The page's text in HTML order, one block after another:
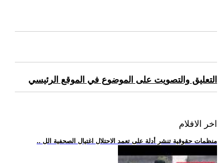
التعليق والتصويت على الموضوع في الموقع الرئيسي
اخر الافلام
.. منظمات حقوقية تنشر أدلة على تعمد الاحتلال اغتيال الصحفية الل